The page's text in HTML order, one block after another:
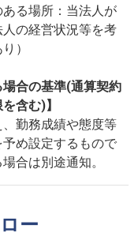
る場所：当法人が
の経営状況等を考
）
場合の基準(通算契約
含む)】
勤務成績や態度等
め設定するもので
合は別途通知。
ー